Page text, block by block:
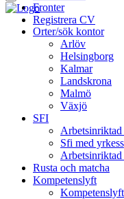
Fronter
Registrera CV
Orter/sök kontor
Arlöv
Helsingborg
Kalmar
Landskrona
Malmö
Växjö
SFI
Sfi med
Rusta och matcha
Kompetenslyft